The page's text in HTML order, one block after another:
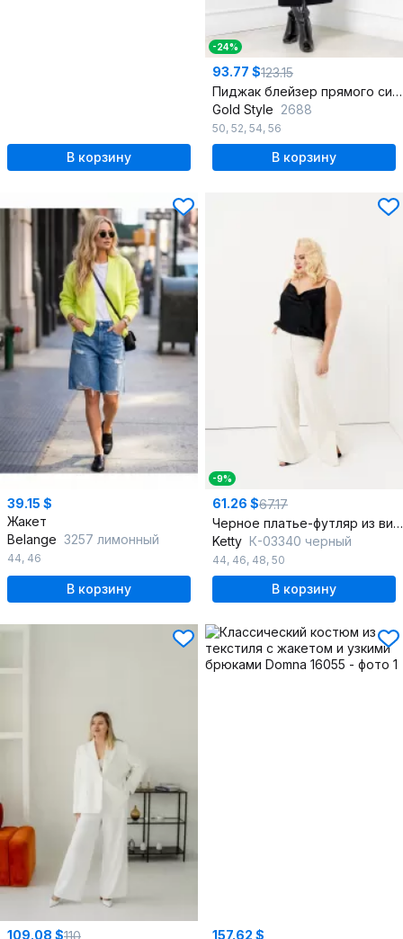
В корзину
-24%
93.77 $123.15
Пиджак блейзер прямого силуэта из текстиля и экокожи
Gold Style 2688
50, 52, 54, 56
В корзину
39.15 $
Жакет
Belange 3257 лимонный
44, 46
В корзину
-9%
61.26 $67.17
Черное платье-футляр из вискозы с V-образным вырезом
Ketty К-03340 черный
44, 46, 48, 50
В корзину
109.08 $ 157.62 $